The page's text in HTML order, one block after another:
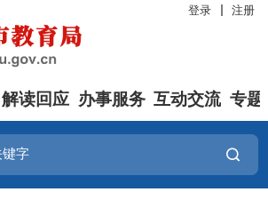
登录 注册
解读回应 办事服务 互动交流 专题